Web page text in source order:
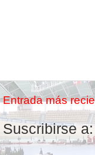
Entrada más
Suscribirse